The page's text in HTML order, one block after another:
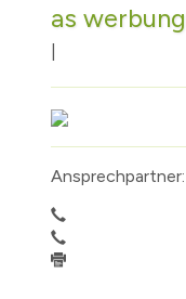
as werbung
Ansprechpartner: